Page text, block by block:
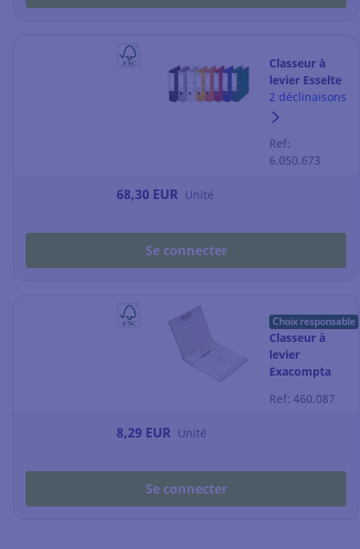
Classeur à
levier Esselte
Chromos Plus
- dos 8 cm -
lot de 10
2 déclinaisons
Ref:
6.050.673
68,30 EUR Unité
Se connecter
Choix responsable
Classeur à
levier
Exacompta
perforateur
Ref: 460.087
8,29 EUR Unité
Se connecter